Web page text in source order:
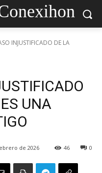
INJUSTIFICADO DE LA
UNA
de 2026 0
46